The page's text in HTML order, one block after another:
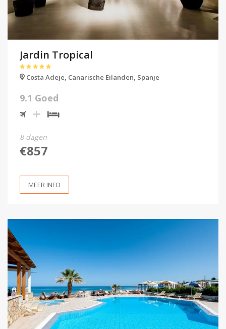
Jardin Tropical
Costa Adeje, Canarische Eilanden, Spanje
9.1 Goed
8 dagen
€857
MEER INFO